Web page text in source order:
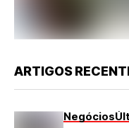
ARTIGOS
Negócios